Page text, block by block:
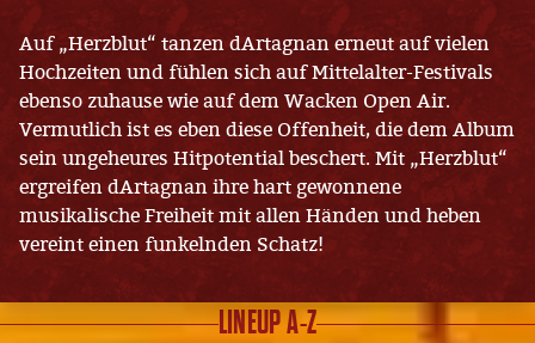
Auf „Herzblut“ tanzen dArtagnan erneut auf vielen
Hochzeiten und fühlen sich auf Mittelalter-Festivals
ebenso zuhause wie auf dem Wacken Open Air.
Vermutlich ist es eben diese Offenheit, die dem Album
sein ungeheures Hitpotential beschert. Mit „Herzblut“
ergreifen dArtagnan ihre hart gewonnene
musikalische Freiheit mit allen Händen und heben
vereint einen funkelnden Schatz!
LINEUP A-Z